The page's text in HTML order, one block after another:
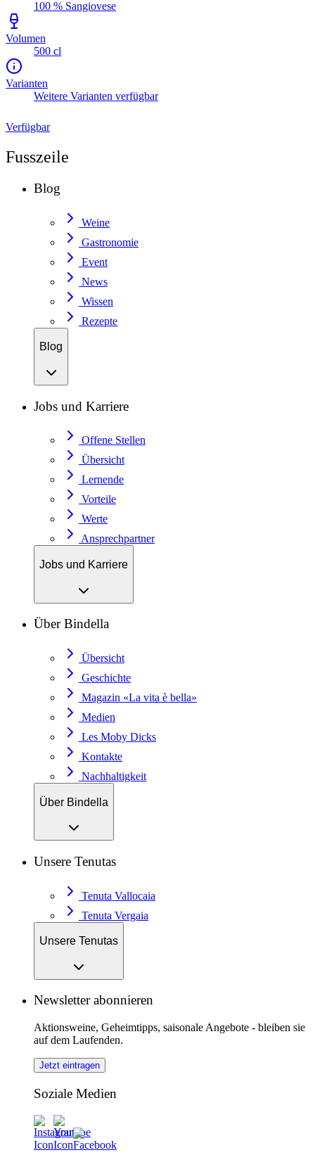
100 % Sangiovese
Volumen
500 cl
Varianten
Weitere Varianten verfügbar
Verfügbar
Fusszeile
Blog
Weine
Gastronomie
Event
News
Wissen
Rezepte
Blog
Jobs und Karriere
Offene Stellen
Übersicht
Lernende
Vorteile
Werte
Ansprechpartner
Jobs und Karriere
Über Bindella
Übersicht
Geschichte
Magazin «La vita è bella»
Medien
Les Moby Dicks
Kontakte
Nachhaltigkeit
Über Bindella
Unsere Tenutas
Tenuta Vallocaia
Tenuta Vergaia
Unsere Tenutas
Newsletter abonnieren
Aktionsweine, Geheimtipps, saisonale Angebote - bleiben sie
auf dem Laufenden.
Jetzt eintragen
Soziale Medien